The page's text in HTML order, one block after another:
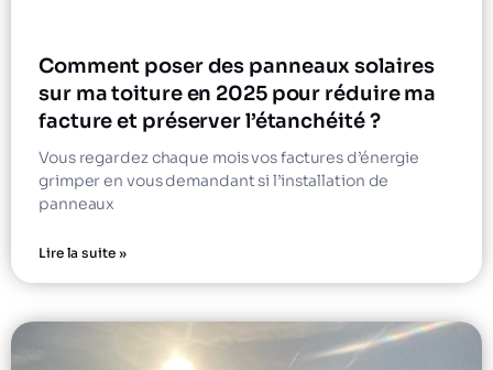
Comment poser des panneaux solaires
sur ma toiture en 2025 pour réduire ma
facture et préserver l’étanchéité ?
Vous regardez chaque mois vos factures d’énergie
grimper en vous demandant si l’installation de
panneaux
Lire la suite »